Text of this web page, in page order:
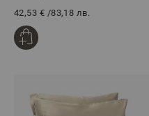
42,53 € /83,18 лв.